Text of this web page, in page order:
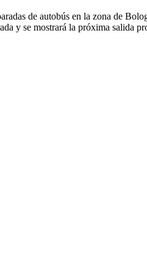
de autobús en la zona de
y se mostrará la próxima salida